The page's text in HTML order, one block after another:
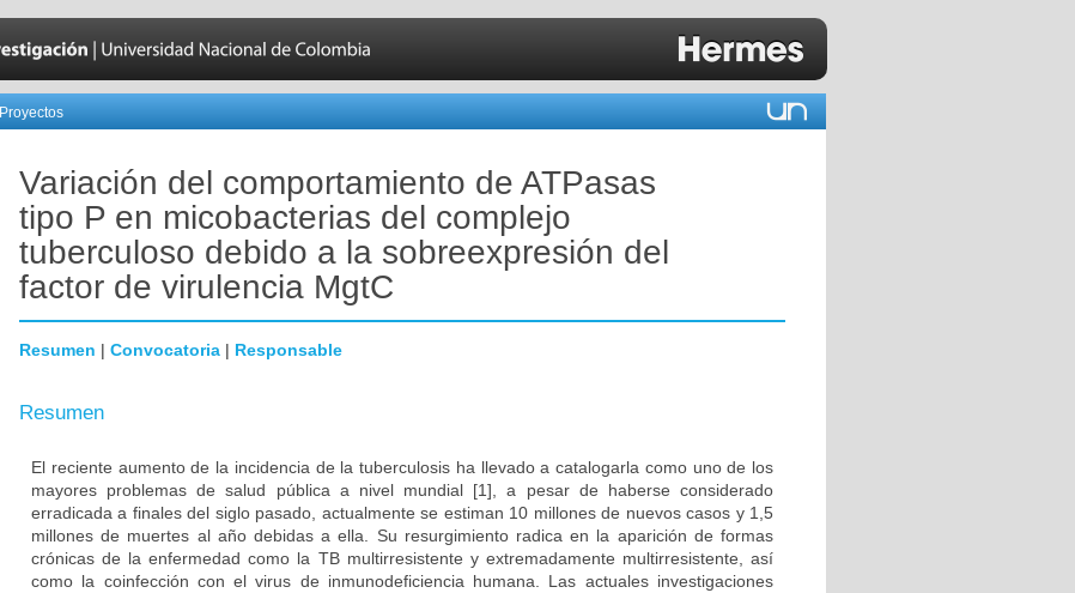
Proyectos
Variación del comportamiento de ATPasas
tipo P en micobacterias del complejo
tuberculoso debido a la sobreexpresión del
factor de virulencia MgtC
Resumen | Convocatoria | Responsable
Resumen
El reciente aumento de la incidencia de la tuberculosis ha llevado a catalogarla como uno de los
mayores problemas de salud pública a nivel mundial [1], a pesar de haberse considerado
erradicada a finales del siglo pasado, actualmente se estiman 10 millones de nuevos casos y 1,5
millones de muertes al año debidas a ella. Su resurgimiento radica en la aparición de formas
crónicas de la enfermedad como la TB multirresistente y extremadamente multirresistente, así
como la coinfección con el virus de inmunodeficiencia humana. Las actuales investigaciones